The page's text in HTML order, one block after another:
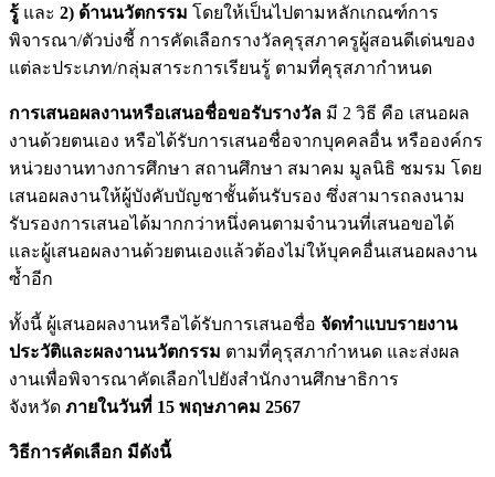
รู้ และ 2) ด้านนวัตกรรม โดยให้เป็นไปตามหลักเกณฑ์การ
พิจารณา/ตัวบ่งชี้ การคัดเลือกรางวัลคุรุสภาครูผู้สอนดีเด่นของ
แต่ละประเภท/กลุ่มสาระการเรียนรู้ ตามที่คุรุสภากำหนด
การเสนอผลงานหรือเสนอชื่อขอรับรางวัล มี 2 วิธี คือ เสนอผล
งานด้วยตนเอง หรือได้รับการเสนอชื่อจากบุคคลอื่น หรือองค์กร
หน่วยงานทางการศึกษา สถานศึกษา สมาคม มูลนิธิ ชมรม โดย
เสนอผลงานให้ผู้บังคับบัญชาชั้นต้นรับรอง ซึ่งสามารถลงนาม
รับรองการเสนอได้มากกว่าหนึ่งคนตามจำนวนที่เสนอขอได้
และผู้เสนอผลงานด้วยตนเองแล้วต้องไม่ให้บุคคอื่นเสนอผลงาน
ซ้ำอีก
ทั้งนี้ ผู้เสนอผลงานหรือได้รับการเสนอชื่อ จัดทำแบบรายงาน
ประวัติและผลงานนวัตกรรม ตามที่คุรุสภากำหนด และส่งผล
งานเพื่อพิจารณาคัดเลือกไปยังสำนักงานศึกษาธิการ
จังหวัด ภายในวันที่ 15 พฤษภาคม 2567
วิธีการคัดเลือก มีดังนี้